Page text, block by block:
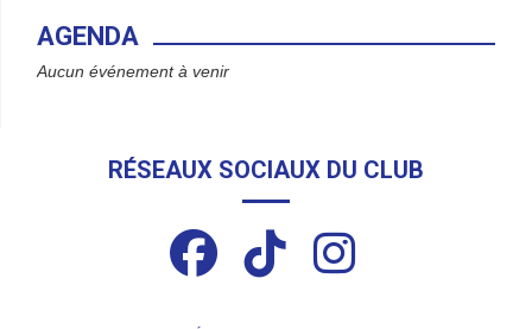
AGENDA
Aucun événement à venir
RÉSEAUX SOCIAUX DU CLUB